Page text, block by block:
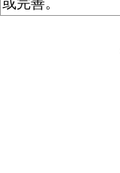
或完善。